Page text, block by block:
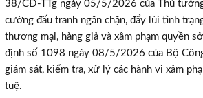
38/CĐ-TTg ngày 05/5/2026 của Thủ
cường đấu tranh ngăn chặn, đẩy lùi tình
thương mại, hàng giả và xâm phạm quyền
định số 1098 ngày 08/5/2026 của Bộ
giám sát, kiểm tra, xử lý các hành vi xâm
tuệ.